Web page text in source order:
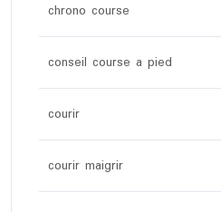
chrono course
conseil course a pied
courir
courir maigrir